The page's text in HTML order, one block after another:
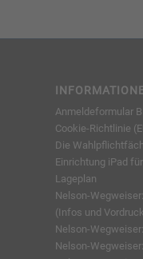
Anmeldeformular
Cookie-Richtlinie
Die
Einrichtung iPad
Lageplan
Nelson-
(Infos und
Nelson-
Nelson-